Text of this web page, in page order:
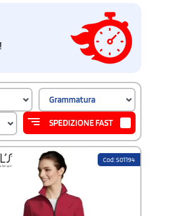
Grammatura
SPEDIZIONE FAST
Cod: S01194